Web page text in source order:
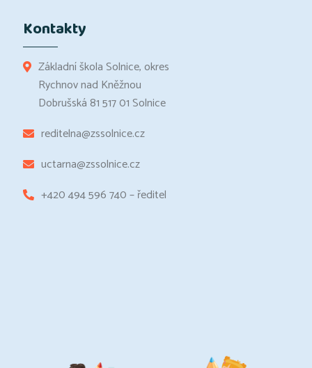
Kontakty
Základní škola Solnice, okres
Rychnov nad Kněžnou
Dobrušská 81 517 01 Solnice
reditelna@zssolnice.cz
uctarna@zssolnice.cz
+420 494 596 740 – ředitel